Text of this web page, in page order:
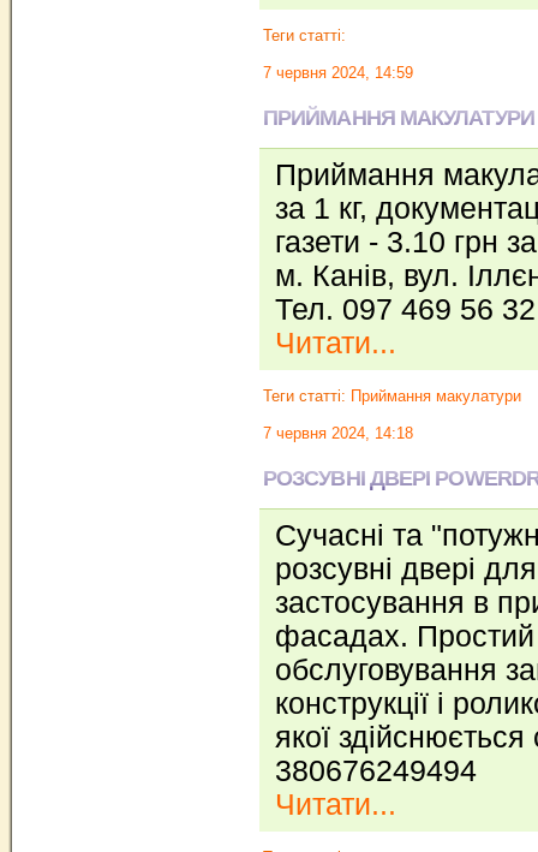
Теги статті:
7 червня 2024, 14:59
ПРИЙМАННЯ МАКУЛАТУРИ
Приймання
за 1 кг,
газети - 3.10 грн
м. Канів, вул.
Тел. 097 469 56
Читати...
Теги статті: Приймання макулатури
7 червня 2024, 14:18
РОЗСУВНІ ДВЕРІ
Сучасні та
розсувні двері
застосування в
фасадах. Простий
обслуговування
конструкції і
якої
380676249494
Читати...